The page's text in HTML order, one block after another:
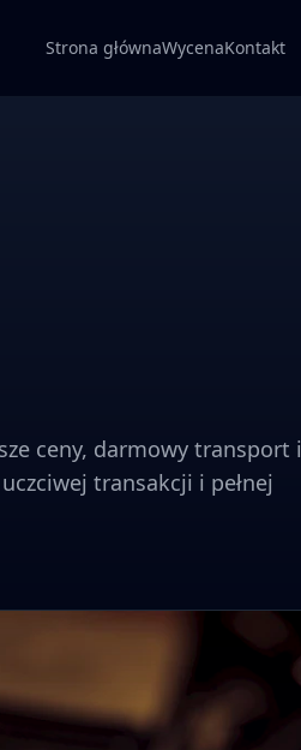
Strona głównaWycenaKontakt
ceny, darmowy transport i
transakcji i pełnej